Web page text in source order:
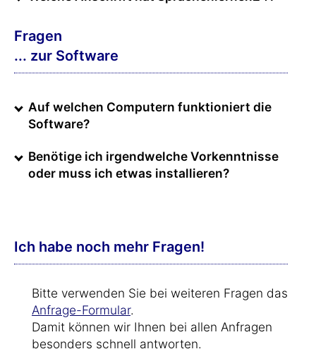
Fragen
... zur Software
Auf welchen Computern funktioniert die
Software?
Benötige ich irgendwelche Vorkenntnisse
oder muss ich etwas installieren?
Ich habe noch mehr Fragen!
Bitte verwenden Sie bei weiteren Fragen das
Anfrage-Formular.
Damit können wir Ihnen bei allen Anfragen
besonders schnell antworten.